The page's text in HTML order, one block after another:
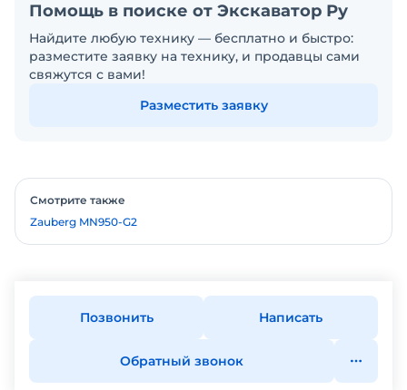
Помощь в поиске от Экскаватор Ру
Найдите любую технику — бесплатно и быстро:
разместите заявку на технику, и продавцы сами
свяжутся с вами!
Разместить заявку
Смотрите также
Zauberg MN950-G2
Позвонить Написать
Обратный звонок